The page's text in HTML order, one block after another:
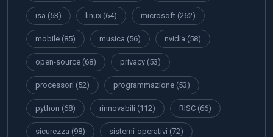
isa (53) linux (64) microsoft (262)
mobile (85) musica (56) nvidia (58)
open-source (68) privacy (53)
processori (52) programmazione (53)
python (68) rinnovabili (112) RISC (66)
sicurezza (98) sistemi-operativi (72)